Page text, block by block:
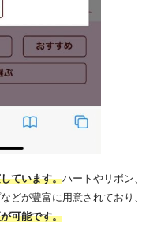
ています。ハートやリボン、
どが豊富に用意されており、
可能です。